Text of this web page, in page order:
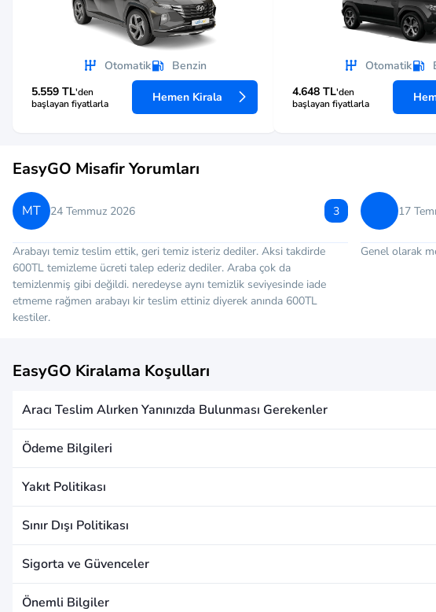
Otomatik
Benzin
5.559 TL'den
başlayan fiyatlarla
Hemen Kirala
Otomatik
4.648 TL'den
başlayan fiyatlarla
EasyGO Misafir Yorumları
MT 24 Temmuz 2026 3
Arabayı temiz teslim ettik, geri temiz isteriz dediler. Aksi takdirde
600TL temizleme ücreti talep ederiz dediler. Araba çok da
temizlenmiş gibi değildi. neredeyse aynı temizlik seviyesinde iade
etmeme rağmen arabayı kir teslim ettiniz diyerek anında 600TL
kestiler.
17
Genel olarak
EasyGO Kiralama Koşulları
Aracı Teslim Alırken Yanınızda Bulunması Gerekenler
Ödeme Bilgileri
Yakıt Politikası
Sınır Dışı Politikası
Sigorta ve Güvenceler
Önemli Bilgiler